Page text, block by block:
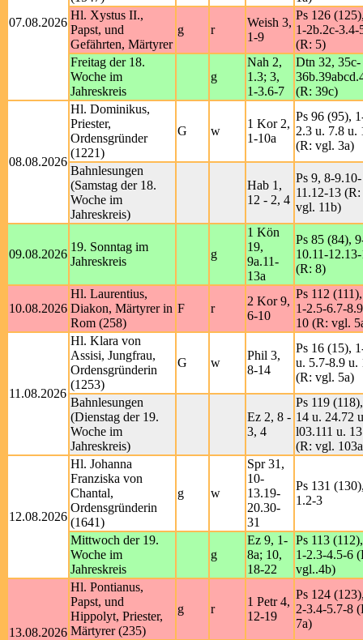
07.08.2026
Hl. Xystus II.,
Papst, und
Gefährten, Märtyrer
g r
Weish 3,
1-9
Ps 126
1-2b.2c-3.4-
(R: 5)
Freitag der 18.
Woche im
Jahreskreis
g
Nah 2,
1.3; 3,
1-3.6-7
Dtn 32, 35c-
(R: 39c)
08.08.2026
Hl. Dominikus,
Priester,
Ordensgründer
(1221)
G w
1 Kor 2,
1-10a
Ps 96 (95),
2.3 u. 7.8 u.
(R: vgl. 3a)
Bahnlesungen
(Samstag der 18.
Woche im
Jahreskreis)
Hab 1,
12 - 2, 4
Ps 9, 8-9.10-
11.12-13 (R:
vgl. 11b)
09.08.2026
19. Sonntag im
Jahreskreis
g
1 Kön
19,
9a.11-
13a
Ps 85 (84),
10.11-
(R: 8)
10.08.2026
Hl. Laurentius,
Diakon, Märtyrer in
Rom (258)
F r
2 Kor 9,
6-10
Ps 112 (111),
1-2.5-6.7-
10 (R: vgl.
11.08.2026
Hl. Klara von
Assisi, Jungfrau,
Ordensgründerin
(1253)
G w
Phil 3,
8-14
Ps 16 (15),
u. 5.7-8.9 u.
(R: vgl. 5a)
Bahnlesungen
(Dienstag der 19.
Woche im
Jahreskreis)
Ez 2, 8 -
3, 4
Ps 119 (118),
14 u. 24.72
l03.111 u.
(R: vgl.
12.08.2026
Hl. Johanna
Franziska von
Chantal,
Ordensgründerin
(1641)
g w
Spr 31,
10-
13.19-
20.30-
31
Ps 131
1.2-3
Mittwoch der 19.
Woche im
Jahreskreis
g
Ez 9, 1-
8a; 10,
18-22
Ps 113 (112),
1-2.3-4.5-6
vgl..4b)
13.08.2026
Hl. Pontianus,
Papst, und
Hippolyt, Priester,
Märtyrer (235)
g r
1 Petr 4,
12-19
Ps 124
2-3.4-5.7-8
7a)